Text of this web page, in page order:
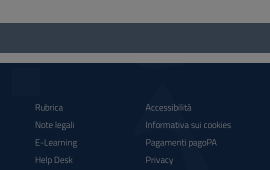
Rubrica
Note legali
E-Learning
Help Desk
Accessibilità
Informativa sui cookies
Pagamenti pagoPA
Privacy